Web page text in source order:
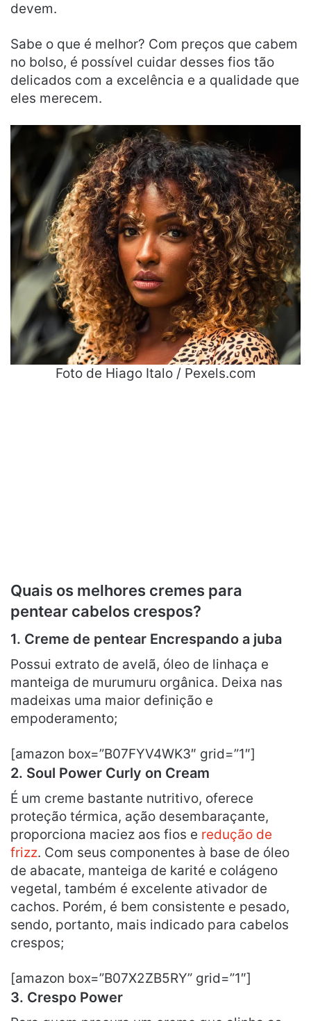
devem.
Sabe o que é melhor? Com preços que cabem
no bolso, é possível cuidar desses fios tão
delicados com a excelência e a qualidade que
eles merecem.
Foto de Hiago Italo / Pexels.com
Quais os melhores cremes para
pentear cabelos crespos?
1. Creme de pentear Encrespando a juba
Possui extrato de avelã, óleo de linhaça e
manteiga de murumuru orgânica. Deixa nas
madeixas uma maior definição e
empoderamento;
[amazon box=”B07FYV4WK3″ grid=”1″]
2. Soul Power Curly on Cream
É um creme bastante nutritivo, oferece
proteção térmica, ação desembaraçante,
proporciona maciez aos fios e redução de
frizz. Com seus componentes à base de óleo
de abacate, manteiga de karité e colágeno
vegetal, também é excelente ativador de
cachos. Porém, é bem consistente e pesado,
sendo, portanto, mais indicado para cabelos
crespos;
[amazon box=”B07X2ZB5RY” grid=”1″]
3. Crespo Power